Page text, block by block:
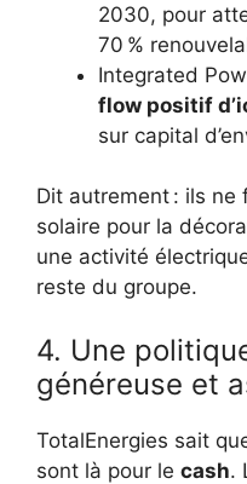
2030, pour
70 %
Integrated
flow positif
sur capital
Dit autrement : ils ne
solaire pour la
une activité
reste du groupe.
4. Une
généreuse et
TotalEnergies sait
sont là pour le cash.